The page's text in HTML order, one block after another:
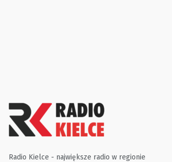
Radio Kielce - największe radio w regionie